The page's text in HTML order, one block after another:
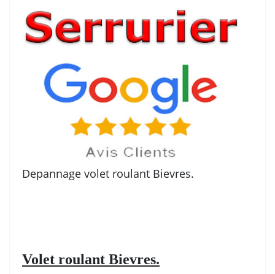
Depannage volet roulant Bievres.
Volet roulant Bievres.